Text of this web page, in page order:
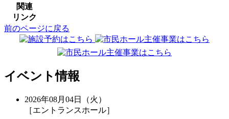
関連
リンク
前のページに戻る
イベント情報
2026年08月04日（火）
［エントランスホール］